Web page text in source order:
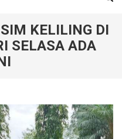
KELILING DI
SELASA ADA